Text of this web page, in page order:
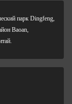
парк Dingfeng,
Baoan,